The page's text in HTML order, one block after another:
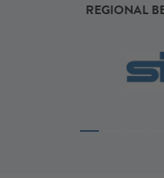
REGIONAL